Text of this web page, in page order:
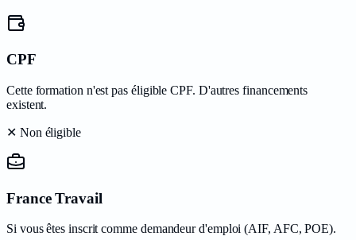
CPF
Cette formation n'est pas éligible CPF. D'autres financements
existent.
✕ Non éligible
France Travail
Si vous êtes inscrit comme demandeur d'emploi (AIF, AFC, POE).